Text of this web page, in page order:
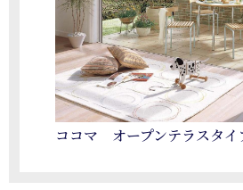
ココマ オープンテラスタ